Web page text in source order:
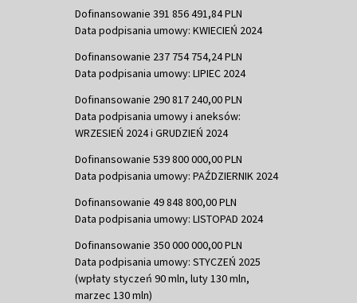
Dofinansowanie 391 856 491,84 PLN
Data podpisania umowy: KWIECIEŃ 2024
Dofinansowanie 237 754 754,24 PLN
Data podpisania umowy: LIPIEC 2024
Dofinansowanie 290 817 240,00 PLN
Data podpisania umowy i aneksów:
WRZESIEŃ 2024 i GRUDZIEŃ 2024
Dofinansowanie 539 800 000,00 PLN
Data podpisania umowy: PAŹDZIERNIK 2024
Dofinansowanie 49 848 800,00 PLN
Data podpisania umowy: LISTOPAD 2024
Dofinansowanie 350 000 000,00 PLN
Data podpisania umowy: STYCZEŃ 2025
(wpłaty styczeń 90 mln, luty 130 mln,
marzec 130 mln)